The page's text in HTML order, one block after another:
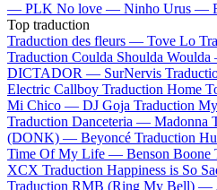
— PLK No love — Ninho Urus —
Top traduction
Traduction des fleurs — Tove Lo
Traduction Coulda Shoulda
DICTADOR — SurNervis
Electric Callboy Traduction Home
Mi Chico — DJ Goja Traduction
Traduction Danceteria — Madonna
(DONK) — Beyoncé Traduction
Time Of My Life — Benson Boone
XCX Traduction Happiness is So
Traduction RMB (Ring My Bell) —